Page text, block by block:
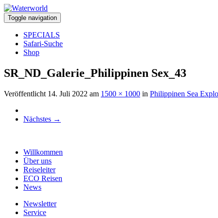
Toggle navigation
SPECIALS
Safari-Suche
Shop
SR_ND_Galerie_Philippinen Sex_43
Veröffentlicht 14. Juli 2022 am 1500 × 1000 in Philippinen Sea
Nächstes →
Willkommen
Über uns
Reiseleiter
ECO Reisen
News
Newsletter
Service